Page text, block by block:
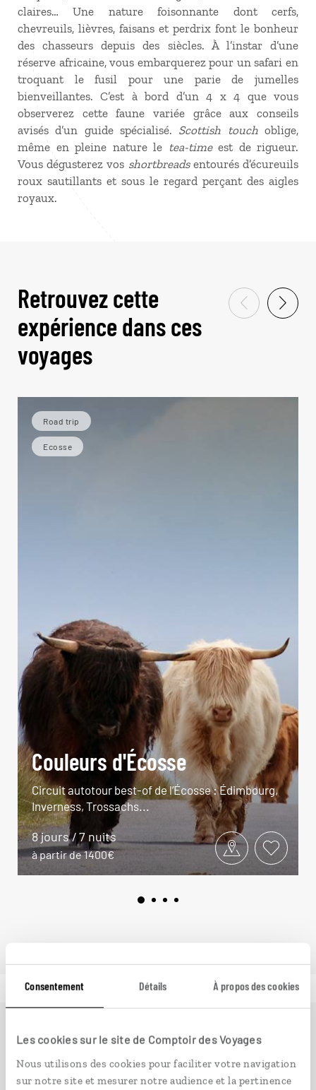
Consentement Détails À propos des cookies
Les cookies sur le site de Comptoir des Voyages
Nous utilisons des cookies pour faciliter votre navigation
sur notre site et mesurer notre audience et la pertinence
claires… Une nature foisonnante dont cerfs,
chevreuils, lièvres, faisans et perdrix font le bonheur
des chasseurs depuis des siècles. À l’instar d’une
réserve africaine, vous embarquerez pour un safari en
troquant le fusil pour une parie de jumelles
bienveillantes. C’est à bord d’un 4 x 4 que vous
observerez cette faune variée grâce aux conseils
avisés d’un guide spécialisé. Scottish touchoblige,
même en pleine nature le tea-timeest de rigueur.
Vous dégusterez vos shortbreadsentourés d’écureuils
roux sautillants et sous le regard perçant des aigles
royaux.
Retrouvez cette
expérience dans ces
voyages
Road trip
Ecosse
Couleurs d'Écosse
Circuit autotour best-of de l’Écosse : Édimbourg,
Inverness, Trossachs...
8 jours / 7 nuits
à partir de 1400€
Ailleursest le magazine web de Comptoir des Voyages.
Conçu pour ceux qui préparent leur voyage et ceux que
passionnent les découvertes et rencontres du bout du